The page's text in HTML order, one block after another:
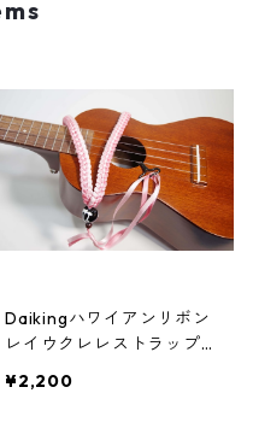
Daikingハワイアンリボン
レイウクレレストラップD
南の自社工房よりお届け致
¥2,200